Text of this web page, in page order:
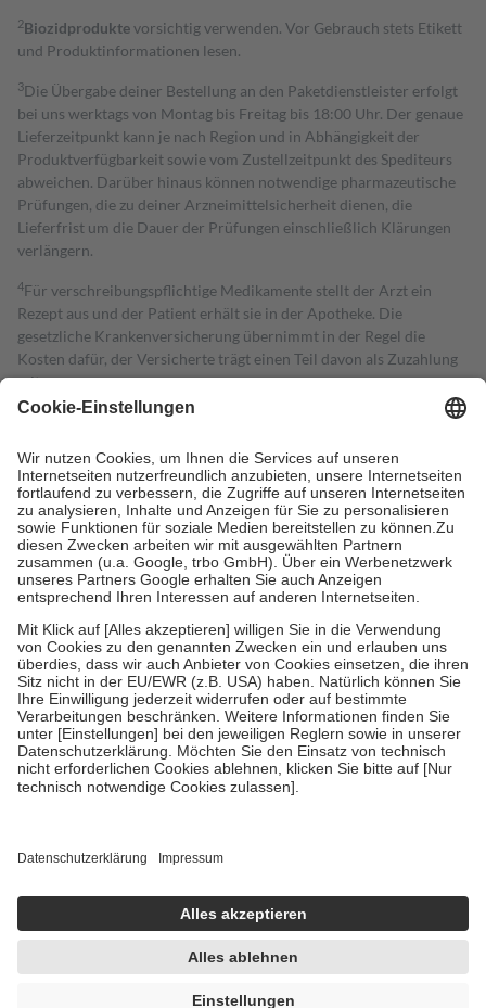
2Biozidproduktevorsichtig verwenden. Vor Gebrauch stets Etikett
und Produktinformationen lesen.
3Die Übergabe deiner Bestellung an den Paketdienstleister erfolgt
bei uns werktags von Montag bis Freitag bis 18:00 Uhr. Der genaue
Lieferzeitpunkt kann je nach Region und in Abhängigkeit der
Produktverfügbarkeit sowie vom Zustellzeitpunkt des Spediteurs
abweichen. Darüber hinaus können notwendige pharmazeutische
Prüfungen, die zu deiner Arzneimittelsicherheit dienen, die
Lieferfrist um die Dauer der Prüfungen einschließlich Klärungen
verlängern.
4Für verschreibungspflichtige Medikamente stellt der Arzt ein
Rezept aus und der Patient erhält sie in der Apotheke. Die
gesetzliche Krankenversicherung übernimmt in der Regel die
Kosten dafür, der Versicherte trägt einen Teil davon als Zuzahlung
mit.
Grundsätzlich leisten Mitglieder Zuzahlungen in Höhe von zehn
höchstens zehn Euro.
Es sind jedoch nie mehr als die tatsächlichen
Kosten der Leistung zu entrichten.
Diese Regeln gelten grundsätzlich auch für Online-Apotheken.
Bei Heilmitteln und häuslicher Krankenpflege beträgt die
Zuzahlung zehn Prozent der Kosten sowie zehn Euro je
Verordnung.
Um das Engagement der Versicherten für ihre eigene Gesundheit zu
stärken und die besondere Stellung der Familie zu unterstützen,
fallenkeine Zuzahlungenan bei:
• Kindern und Jugendlichen bis zum vollendeten 18. Lebensjahr
mit Ausnahme der Fahrkosten
• Untersuchungen zur Vorsorge und Früherkennung, die von der
GKV getragen werden
• empfohlenen Schutzimpfungen
• Harn- und Blutteststreifen
getroffen, um sicherzustellen, dass es sich um echte Bewertungen
https://help.etrusted.com/hc/de/articles/4419944605341
Einige Bilder und Inhalte wurden unter Zuhilfenahme künstlicher